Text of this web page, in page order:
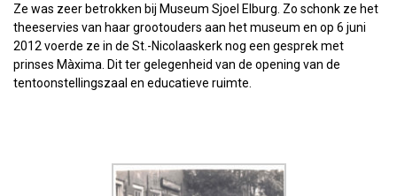
Ze was zeer betrokken bij Museum Sjoel Elburg. Zo schonk ze het
theeservies van haar grootouders aan het museum en op 6 juni
2012 voerde ze in de St.-Nicolaaskerk nog een gesprek met
prinses Màxima. Dit ter gelegenheid van de opening van de
tentoonstellingszaal en educatieve ruimte.